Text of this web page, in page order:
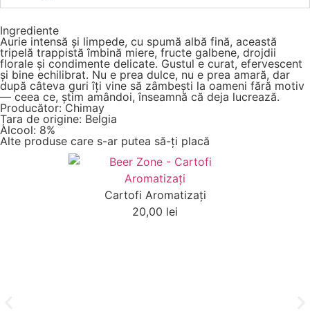
Ingrediente
Aurie intensă și limpede, cu spumă albă fină, această
tripelă trappistă îmbină miere, fructe galbene, drojdii
florale și condimente delicate. Gustul e curat, efervescent
și bine echilibrat. Nu e prea dulce, nu e prea amară, dar
după câteva guri îți vine să zâmbești la oameni fără motiv
— ceea ce, știm amândoi, înseamnă că deja lucrează.
Producător: Chimay
Țara de origine: Belgia
Alcool: 8%
Alte produse care s-ar putea să-ți placă
Cartofi Aromatizaţi
20,00 lei